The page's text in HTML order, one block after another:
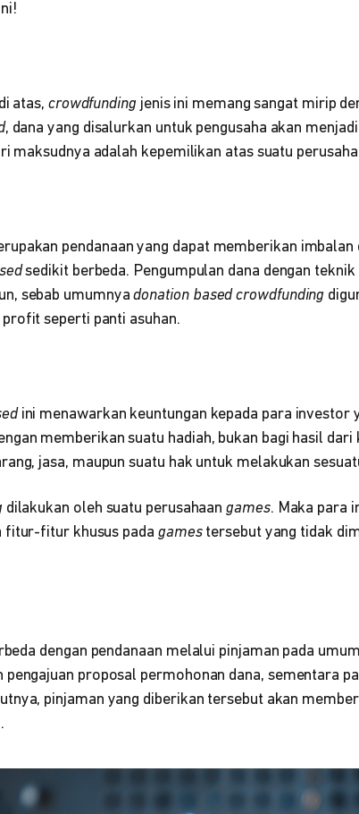
atas, crowdfunding jenis ini memang sangat mirip
, dana yang disalurkan untuk pengusaha akan
maksudnya adalah kepemilikan atas suatu
pendanaan yang dapat memberikan imbalan
sedikit berbeda. Pengumpulan dana dengan teknik
sebab umumnyadonation based crowdfunding
seperti panti asuhan.
ini menawarkan keuntungan kepada para investor
memberikan suatu hadiah, bukan bagi hasil dari
jasa, maupun suatu hak untuk melakukan
dilakukan oleh suatu perusahaangames. Maka para
fitur-fitur khusus pada gamestersebut yang tidak
dengan pendanaan melalui pinjaman pada
proposal permohonan dana, sementara
pinjaman yang diberikan tersebut akan